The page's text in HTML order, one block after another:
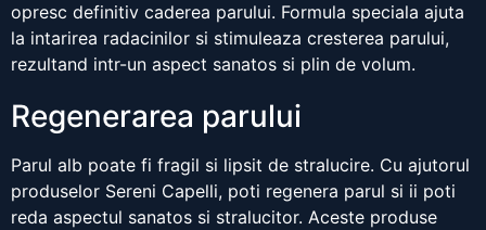
opresc definitiv caderea parului. Formula speciala ajuta
la intarirea radacinilor si stimuleaza cresterea parului,
rezultand intr-un aspect sanatos si plin de volum.
Regenerarea parului
Parul alb poate fi fragil si lipsit de stralucire. Cu ajutorul
produselor Sereni Capelli, poti regenera parul si ii poti
reda aspectul sanatos si stralucitor. Aceste produse